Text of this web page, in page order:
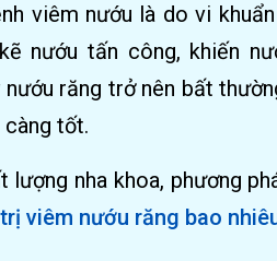
viêm nướu là do vi
nướu tấn công, khiến
răng trở nên bất
tốt.
lượng nha khoa, phương
viêm nướu răng bao